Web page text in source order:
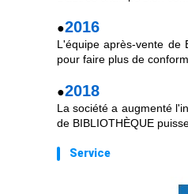
●2016
L'équipe après-vente de
pour faire plus de
●2018
La société a augmenté
de BIBLIOTHÈQUE
Service